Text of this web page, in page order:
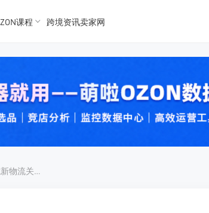
据
据
课程 跨境资讯卖家网
Ozon将提高销售佣金并实施新物流关税；Wildberries更新评分规则